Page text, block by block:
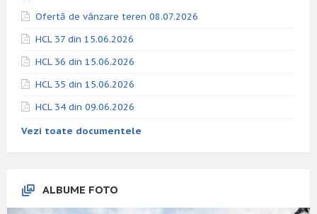
Ofertă de vânzare teren 08.07.2026
HCL 37 din 15.06.2026
HCL 36 din 15.06.2026
HCL 35 din 15.06.2026
HCL 34 din 09.06.2026
Vezi toate documentele
ALBUME FOTO